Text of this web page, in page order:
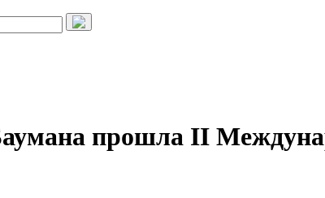
прошла II